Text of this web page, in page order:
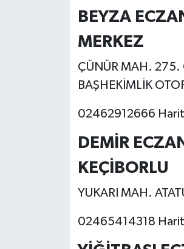
BEYZA
MERKEZ
ÇÜNÜR MAH. 275.
BAŞHEKİMLİK
02462912666
DEMİR
KEÇİBORLU
YUKARI MAH.
02465414318